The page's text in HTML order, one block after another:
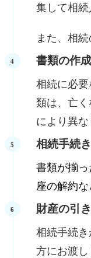
集して相続
また、相
書類の作成
相続に必
類は、亡
により異な
相続手続き
書類が揃
座の解約な
財産の引
相続手続
方にお渡し